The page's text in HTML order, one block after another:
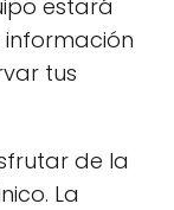
estará
tus
de la
La